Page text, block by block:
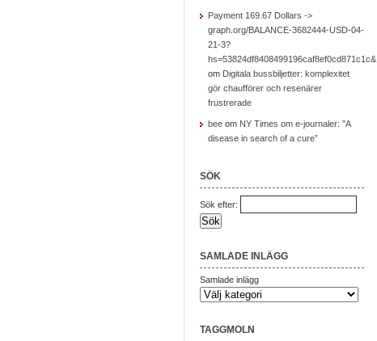
Payment 169.67 Dollars ->
graph.org/BALANCE-3682444-USD-04-
21-3?
hs=53824df8408499196caf8ef0cd871c1c&
om Digitala bussbiljetter: komplexitet
gör chaufförer och resenärer
frustrerade
bee om NY Times om e-journaler: ”A
disease in search of a cure”
SÖK
Sök efter:
SAMLADE INLÄGG
Samlade inlägg
TAGGMOLN